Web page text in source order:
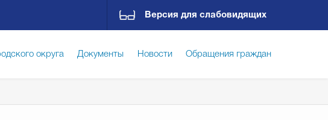
Версия для слабовидящих
округа Документы Новости Обращения граждан